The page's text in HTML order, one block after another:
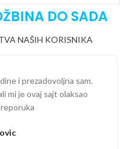
DO SADA
NAŠIH KORISNIKA
i prezadovoljna sam.
mi je ovaj sajt olaksao